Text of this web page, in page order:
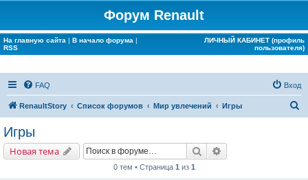
Форум Renault
На главную сайта | В начало форума |
RSS
ЛИЧНЫЙ КАБИНЕТ (профиль
пользователя)
FAQ Вход
RenaultStory Список форумов Мир увлечений Игры
Игры
Новая тема Поиск
0 тем • Страница 1 из 1